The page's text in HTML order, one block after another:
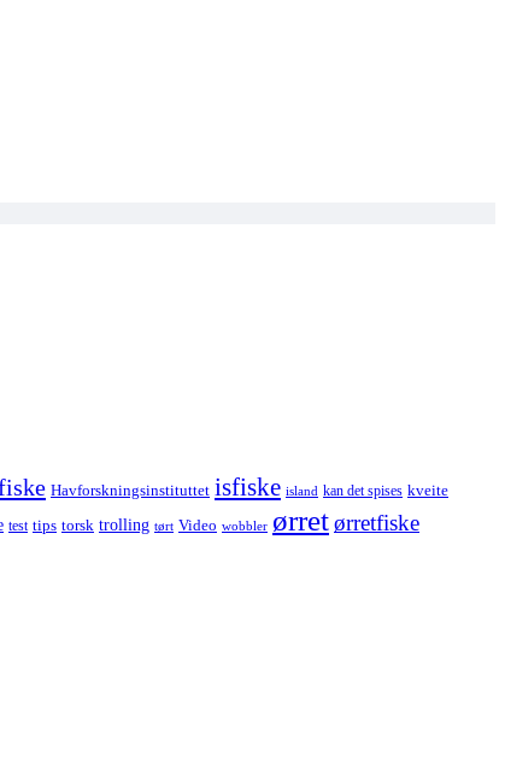
Havforskningsinstituttet isfiske island kan det spises kveite
test tips torsk trolling tørt Video wobbler ørretørretfiske